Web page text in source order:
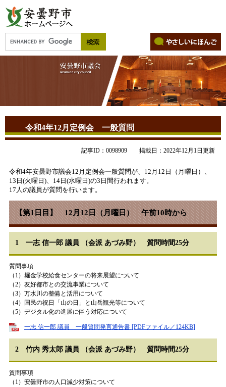
令和4年12月定例会 一般質問
記事ID：0098909 掲載日：2022年12月1日更新
令和4年安曇野市議会12月定例会一般質問が、12月12日（月曜日）、
13日(火曜日)、14日(水曜日)の3日間行われます。
17人の議員が質問を行います。
【第1日目】 12月12日（月曜日） 午前10時から
1 一志 信一郎 議員 （会派 あづみ野） 質問時間25分
質問事項
（1）堀金学校給食センターの将来展望について
（2）友好都市との交流事業について
（3）万水川の整備と活用について
（4）国民の祝日「山の日」と山岳観光等について
（5）デジタル化の進展に伴う対応について
一志 信一郎 議員 一般質問発言通告書 [PDFファイル／124KB]
2 竹内 秀太郎 議員 （会派 あづみ野） 質問時間25分
質問事項
（1）安曇野市の人口減少対策について